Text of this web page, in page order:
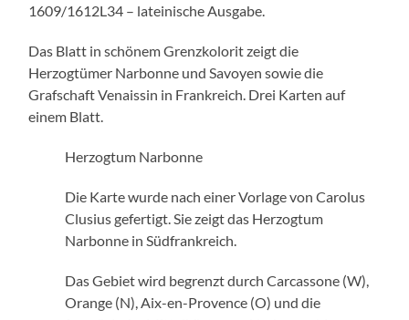
1609/1612L34 – lateinische Ausgabe.
Das Blatt in schönem Grenzkolorit zeigt die
Herzogtümer Narbonne und Savoyen sowie die
Grafschaft Venaissin in Frankreich. Drei Karten auf
einem Blatt.
Herzogtum Narbonne
Die Karte wurde nach einer Vorlage von Carolus
Clusius gefertigt. Sie zeigt das Herzogtum
Narbonne in Südfrankreich.
Das Gebiet wird begrenzt durch Carcassone (W),
Orange (N), Aix-en-Provence (O) und die